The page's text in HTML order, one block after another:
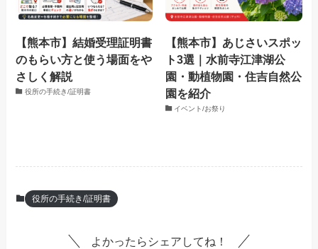
【熊本市】結婚受理証明書
のもらい方と使う場面をや
さしく解説
役所の手続き/証明書
【熊本市】あじさいスポッ
ト3選｜水前寺江津湖公
園・動植物園・住吉自然公
園を紹介
イベント/お祭り
役所の手続き/証明書
よかったらシェアしてね！